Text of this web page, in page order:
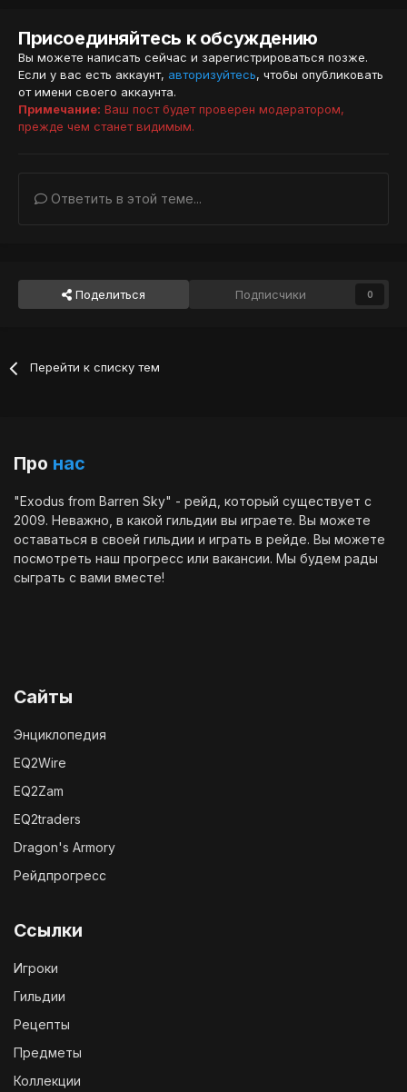
Присоединяйтесь к обсуждению
Вы можете написать сейчас и зарегистрироваться позже.
Если у вас есть аккаунт, авторизуйтесь, чтобы опубликовать
от имени своего аккаунта.
Примечание: Ваш пост будет проверен модератором,
прежде чем станет видимым.
Ответить в этой теме...
Поделиться Подписчики 0
Перейти к списку тем
Про нас
"Exodus from Barren Sky" - рейд, который существует с
2009. Неважно, в какой гильдии вы играете. Вы можете
оставаться в своей гильдии и играть в рейде. Вы можете
посмотреть наш прогресс или вакансии. Мы будем рады
сыграть с вами вместе!
Сайты
Энциклопедия
EQ2Wire
EQ2Zam
EQ2traders
Dragon's Armory
Рейдпрогресс
Ссылки
Игроки
Гильдии
Рецепты
Предметы
Коллекции